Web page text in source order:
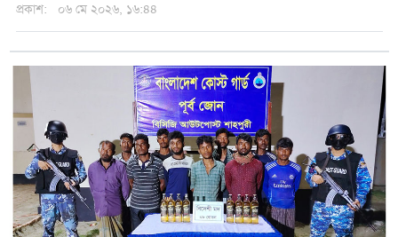
প্রকাশ: ০৬ মে ২০২৬, ১৬:৪৪